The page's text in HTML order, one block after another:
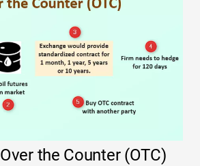
the Counter (OTC)